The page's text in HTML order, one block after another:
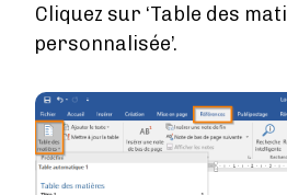
Cliquez sur ‘Table des
personnalisée’.
Image